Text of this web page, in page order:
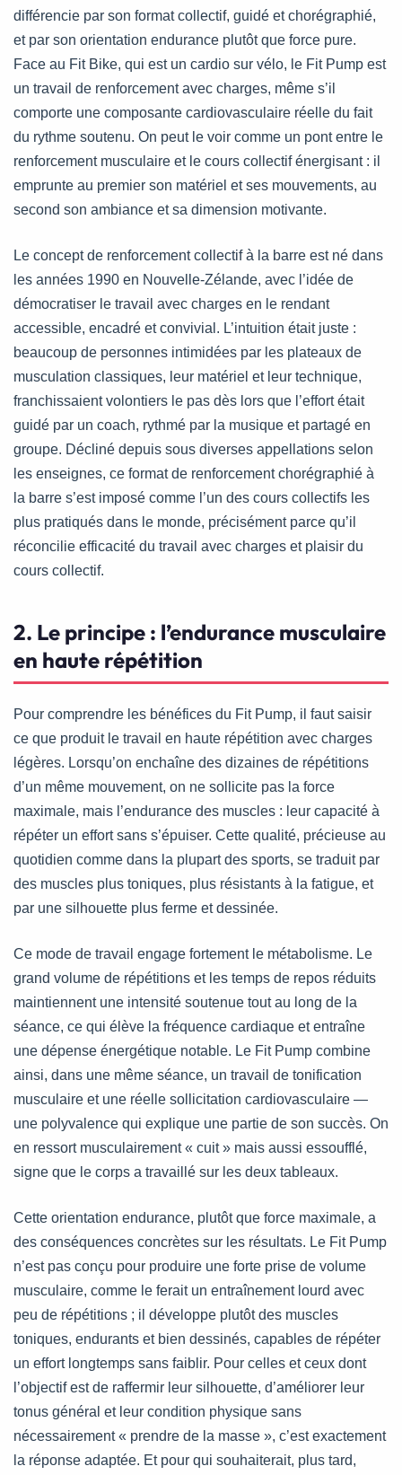
différencie par son format collectif, guidé et chorégraphié,
et par son orientation endurance plutôt que force pure.
Face au Fit Bike, qui est un cardio sur vélo, le Fit Pump est
un travail de renforcement avec charges, même s’il
comporte une composante cardiovasculaire réelle du fait
du rythme soutenu. On peut le voir comme un pont entre le
renforcement musculaire et le cours collectif énergisant : il
emprunte au premier son matériel et ses mouvements, au
second son ambiance et sa dimension motivante.
Le concept de renforcement collectif à la barre est né dans
les années 1990 en Nouvelle-Zélande, avec l’idée de
démocratiser le travail avec charges en le rendant
accessible, encadré et convivial. L’intuition était juste :
beaucoup de personnes intimidées par les plateaux de
musculation classiques, leur matériel et leur technique,
franchissaient volontiers le pas dès lors que l’effort était
guidé par un coach, rythmé par la musique et partagé en
groupe. Décliné depuis sous diverses appellations selon
les enseignes, ce format de renforcement chorégraphié à
la barre s’est imposé comme l’un des cours collectifs les
plus pratiqués dans le monde, précisément parce qu’il
réconcilie efficacité du travail avec charges et plaisir du
cours collectif.
2. Le principe : l’endurance musculaire
en haute répétition
Pour comprendre les bénéfices du Fit Pump, il faut saisir
ce que produit le travail en haute répétition avec charges
légères. Lorsqu’on enchaîne des dizaines de répétitions
d’un même mouvement, on ne sollicite pas la force
maximale, mais l’endurance des muscles : leur capacité à
répéter un effort sans s’épuiser. Cette qualité, précieuse au
quotidien comme dans la plupart des sports, se traduit par
des muscles plus toniques, plus résistants à la fatigue, et
par une silhouette plus ferme et dessinée.
Ce mode de travail engage fortement le métabolisme. Le
grand volume de répétitions et les temps de repos réduits
maintiennent une intensité soutenue tout au long de la
séance, ce qui élève la fréquence cardiaque et entraîne
une dépense énergétique notable. Le Fit Pump combine
ainsi, dans une même séance, un travail de tonification
musculaire et une réelle sollicitation cardiovasculaire —
une polyvalence qui explique une partie de son succès. On
en ressort musculairement « cuit » mais aussi essoufflé,
signe que le corps a travaillé sur les deux tableaux.
Cette orientation endurance, plutôt que force maximale, a
des conséquences concrètes sur les résultats. Le Fit Pump
n’est pas conçu pour produire une forte prise de volume
musculaire, comme le ferait un entraînement lourd avec
peu de répétitions ; il développe plutôt des muscles
toniques, endurants et bien dessinés, capables de répéter
un effort longtemps sans faiblir. Pour celles et ceux dont
l’objectif est de raffermir leur silhouette, d’améliorer leur
tonus général et leur condition physique sans
nécessairement « prendre de la masse », c’est exactement
la réponse adaptée. Et pour qui souhaiterait, plus tard,